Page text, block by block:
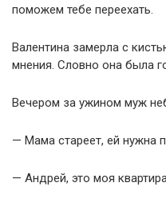
поможем тебе переехать.
Валентина замерла с
мнения. Словно она была
Вечером за ужином муж
— Мама стареет, ей нужна
— Андрей, это моя